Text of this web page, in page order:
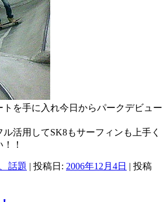
を手に入れ今日からパークデビュー
活用してSK8もサーフィンも上手く
！
話題 | 投稿日: 2006年12月4日 | 投稿